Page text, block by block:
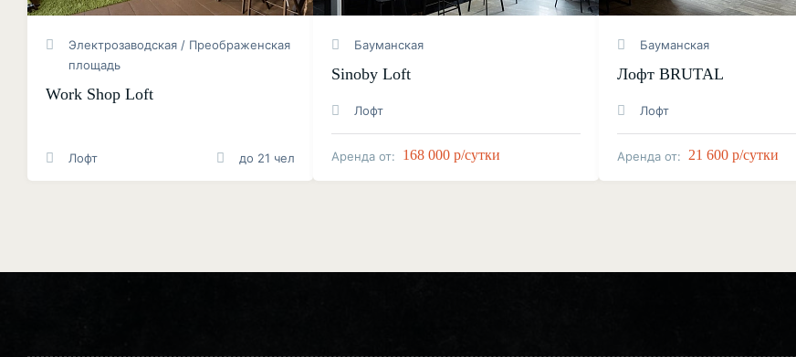
Электрозаводская / Преображенская
площадь
Work Shop Loft
Лофт до 21 чел
Бауманская
Sinoby Loft
Лофт
Аренда от: 168 000 р/сутки
Бауманская
Лофт BRUTAL
Лофт
Аренда от: 21 600 р/сутки